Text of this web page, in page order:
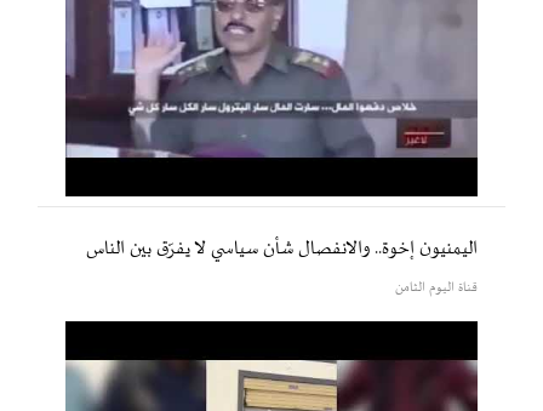
اليمنيون إخوة.. والانفصال شأن سياسي لا يفرّق بين الناس
قناة اليوم الثامن